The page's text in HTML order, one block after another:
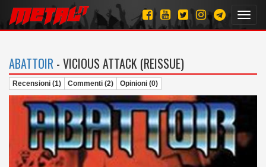
ABATTOIR - VICIOUS ATTACK (REISSUE)
Recensioni (1) Commenti (2) Opinioni (0)